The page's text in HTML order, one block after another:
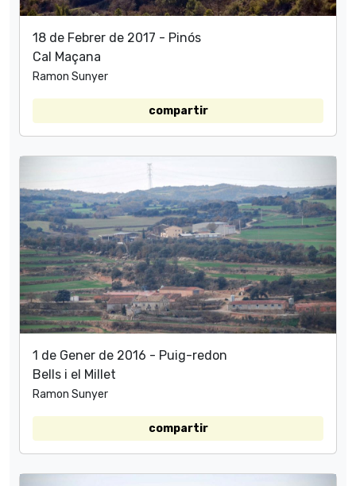
18 de Febrer de 2017 - Pinós
Cal Maçana
Ramon Sunyer
compartir
1 de Gener de 2016 - Puig-redon
Bells i el Millet
Ramon Sunyer
compartir